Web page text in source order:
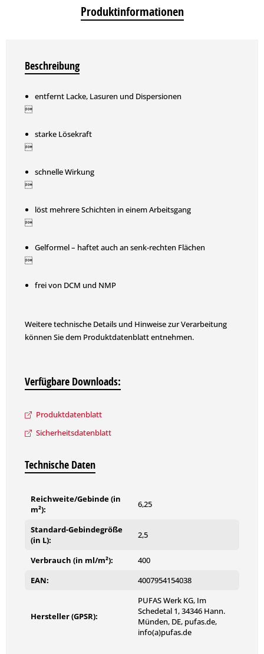
Produktinformationen
Beschreibung
entfernt Lacke, Lasuren und Dispersionen

starke Lösekraft

schnelle Wirkung

löst mehrere Schichten in einem Arbeitsgang

Gelformel – haftet auch an senk-rechten Flächen

frei von DCM und NMP
Weitere technische Details und Hinweise zur Verarbeitung
können Sie dem Produktdatenblatt entnehmen.
Verfügbare Downloads:
Produktdatenblatt
Sicherheitsdatenblatt
Technische Daten
Reichweite/Gebinde (in
m²):
6,25
Standard-Gebindegröße
(in L):
2,5
Verbrauch (in ml/m²):
400
EAN:
4007954154038
Hersteller (GPSR):
PUFAS Werk KG, Im
Schedetal 1, 34346 Hann.
Münden, DE, pufas.de,
info(a)pufas.de